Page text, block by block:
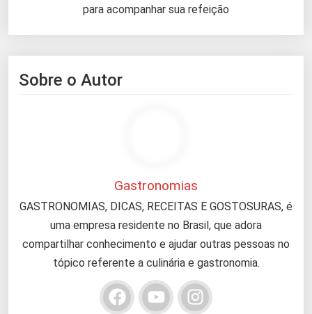
para acompanhar sua refeição
Sobre o Autor
Gastronomias
GASTRONOMIAS, DICAS, RECEITAS E GOSTOSURAS, é
uma empresa residente no Brasil, que adora
compartilhar conhecimento e ajudar outras pessoas no
tópico referente a culinária e gastronomia.